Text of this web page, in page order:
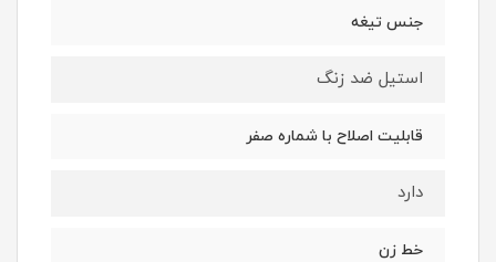
جنس تیغه
استیل ضد زنگ
قابلیت اصلاح با شماره صفر
دارد
خط زن